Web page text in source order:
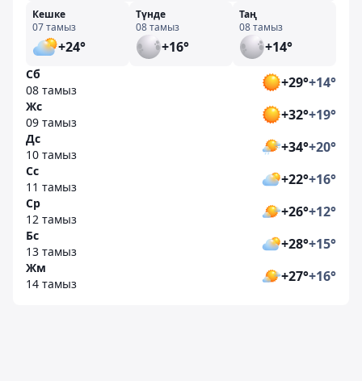
Кешке
07 тамыз
+24°
Түнде
08 тамыз
+16°
Таң
08 тамыз
+14°
Сб
08 тамыз
+29°+14°
Жс
09 тамыз
+32°+19°
Дс
10 тамыз
+34°+20°
Сс
11 тамыз
+22°+16°
Ср
12 тамыз
+26°+12°
Бс
13 тамыз
+28°+15°
Жм
14 тамыз
+27°+16°